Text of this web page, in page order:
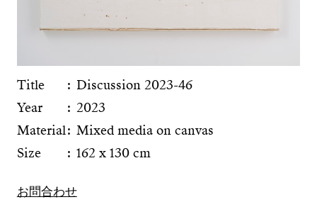
Title
Discussion 2023-46
Year
2023
Material Mixed media on canvas
Size
162 x 130 cm
お問合わせ